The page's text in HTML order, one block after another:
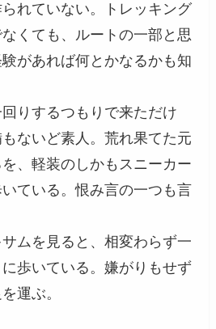
れていない。トレッキング
くても、ルートの一部と思
があれば何とかなるかも知
りするつもりで来ただけ
ないど素人。荒れ果てた元
、軽装のしかもスニーカー
ている。恨み言の一つも言
ムを見ると、相変わらず一
歩いている。嫌がりもせず
運ぶ。